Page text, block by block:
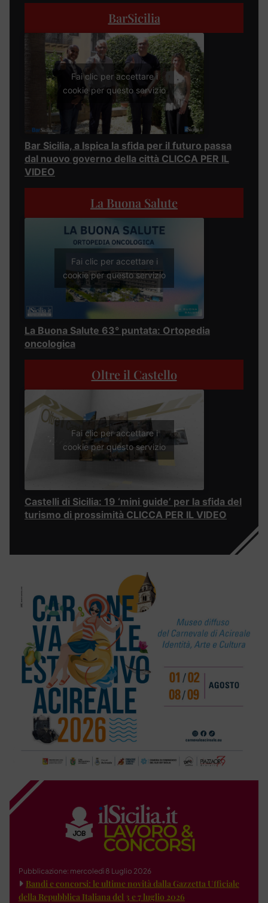
BarSicilia
Fai clic per accettare i
cookie per questo servizio
Bar Sicilia, a Ispica la sfida per il futuro passa
dal nuovo governo della città CLICCA PER IL
VIDEO
La Buona Salute
Fai clic per accettare i
cookie per questo servizio
La Buona Salute 63° puntata: Ortopedia
oncologica
Oltre il Castello
Fai clic per accettare i
cookie per questo servizio
Castelli di Sicilia: 19 ‘mini guide’ per la sfida del
turismo di prossimità CLICCA PER IL VIDEO
Pubblicazione: mercoledì 8 Luglio 2026
Bandi e concorsi: le ultime novità dalla Gazzetta Ufficiale
della Repubblica Italiana del 3 e 7 luglio 2026